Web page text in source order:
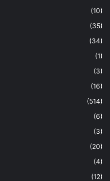
(10)
(35)
(34)
(1)
(3)
(16)
(514)
(6)
(3)
(20)
(4)
(12)